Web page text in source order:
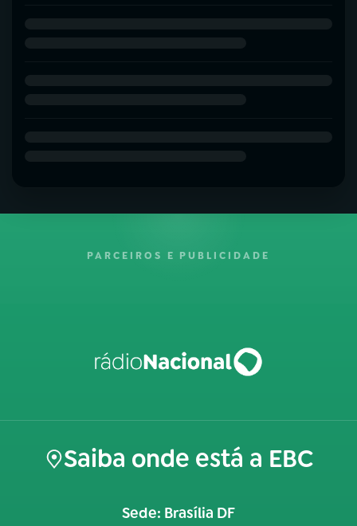
PARCEIROS E PUBLICIDADE
Saiba onde está a EBC
Sede: Brasília DF